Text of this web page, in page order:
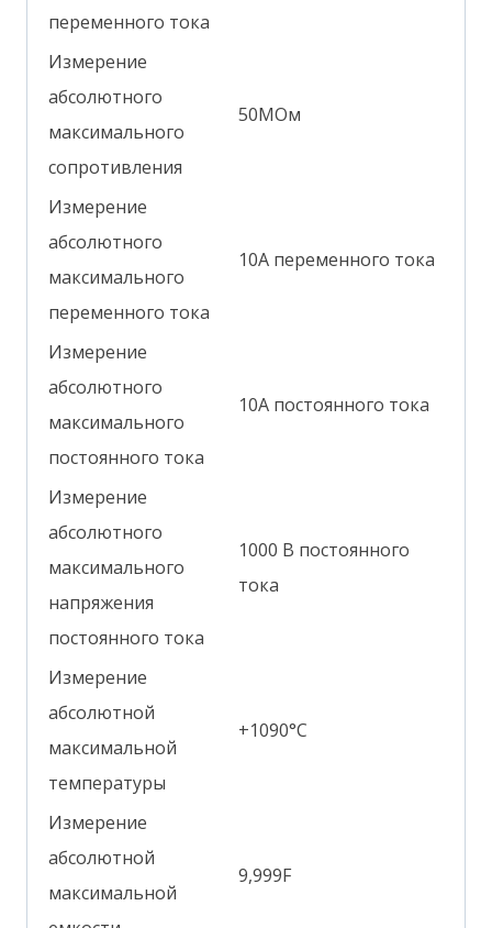
переменного тока
Измерение
абсолютного
максимального
сопротивления
50МОм
Измерение
абсолютного
максимального
переменного тока
10А переменного тока
Измерение
абсолютного
максимального
постоянного тока
10А постоянного тока
Измерение
абсолютного
максимального
напряжения
постоянного тока
1000 В постоянного
тока
Измерение
абсолютной
максимальной
температуры
+1090°С
Измерение
абсолютной
максимальной
9,999F